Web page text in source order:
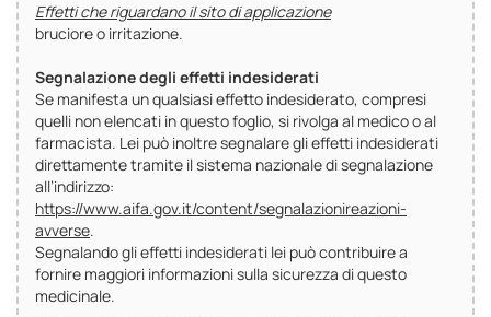
Effetti che riguardano il sito di applicazione
bruciore o irritazione.
Segnalazione degli effetti indesiderati
Se manifesta un qualsiasi effetto indesiderato, compresi
quelli non elencati in questo foglio, si rivolga al medico o al
farmacista. Lei può inoltre segnalare gli effetti indesiderati
direttamente tramite il sistema nazionale di segnalazione
all’indirizzo:
https://www.aifa.gov.it/content/segnalazionireazioni-
avverse.
Segnalando gli effetti indesiderati lei può contribuire a
fornire maggiori informazioni sulla sicurezza di questo
medicinale.